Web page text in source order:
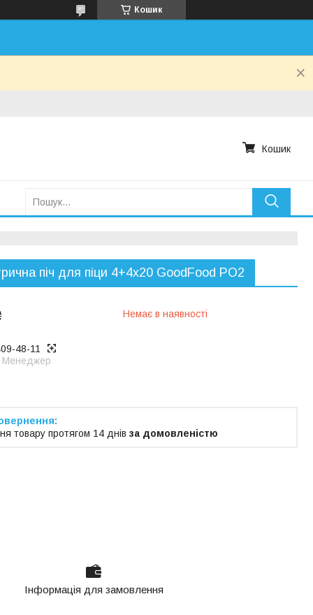
Кошик
Кошик
піч для піци 4+4х20 GoodFood PO2
Немає в наявності
48-11
Менеджер
товару протягом 14 днів за домовленістю
Інформація для замовлення